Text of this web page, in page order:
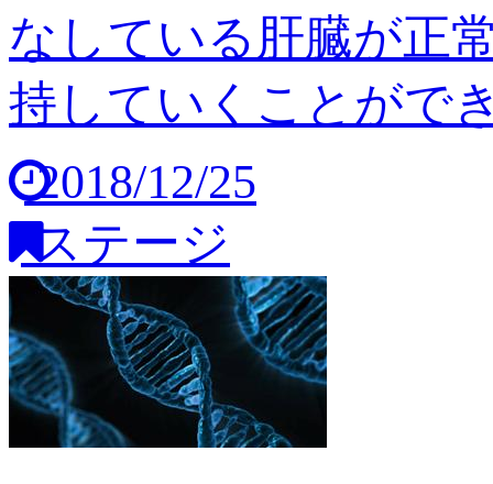
なしている肝臓が正
持していくことがで
2018/12/25
ステージ